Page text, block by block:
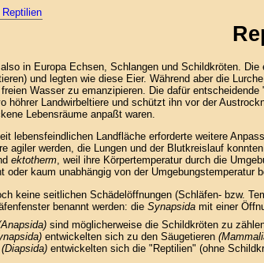
Reptilien
in Europa Echsen, Schlangen und Schildkröten.
und legten wie diese Eier. Während aber die
Wasser zu emanzipieren. Die dafür
höhrer Landwirbeltiere und schützt ihn vor der
Lebensräume anpaßt waren.
lebensfeindlichen Landfläche erforderte weitere
agiler werden, die Lungen und der Blutkreislauf
ektotherm, weil ihre Körpertemperatur durch die
oder kaum unabhängig von der
keine seitlichen Schädelöffnungen (Schläfen- bzw.
benannt werden: die Synapsida mit einer
sind möglicherweise die Schildkröten zu
entwickelten sich zu den Säugetieren
(Diapsida) entwickelten sich die "Reptilien" (ohne